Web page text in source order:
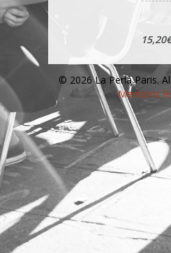
15,20€
© 2026 La Perla Paris.
Mentions